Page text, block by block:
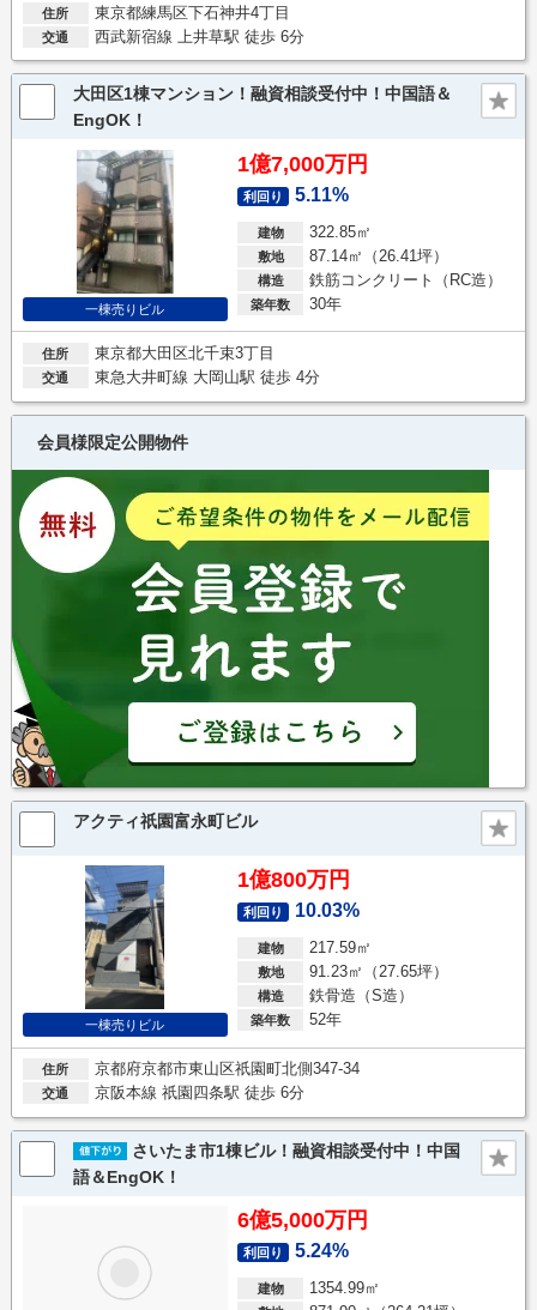
住所 東京都練馬区下石神井4丁目
交通 西武新宿線 上井草駅 徒歩 6分
大田区1棟マンション！融資相談受付中！中国語＆
EngOK！
一棟売りビル
1億7,000万円
利回り 5.11%
建物 322.85㎡
敷地 87.14㎡（26.41坪）
構造 鉄筋コンクリート（RC造）
築年数 30年
住所 東京都大田区北千束3丁目
交通 東急大井町線 大岡山駅 徒歩 4分
会員様限定公開物件
アクティ祇園富永町ビル
一棟売りビル
1億800万円
利回り 10.03%
建物 217.59㎡
敷地 91.23㎡（27.65坪）
構造 鉄骨造（S造）
築年数 52年
住所 京都府京都市東山区祇園町北側347-34
交通 京阪本線 祇園四条駅 徒歩 6分
さいたま市1棟ビル！融資相談受付中！中国
語＆EngOK！
6億5,000万円
利回り 5.24%
建物 1354.99㎡